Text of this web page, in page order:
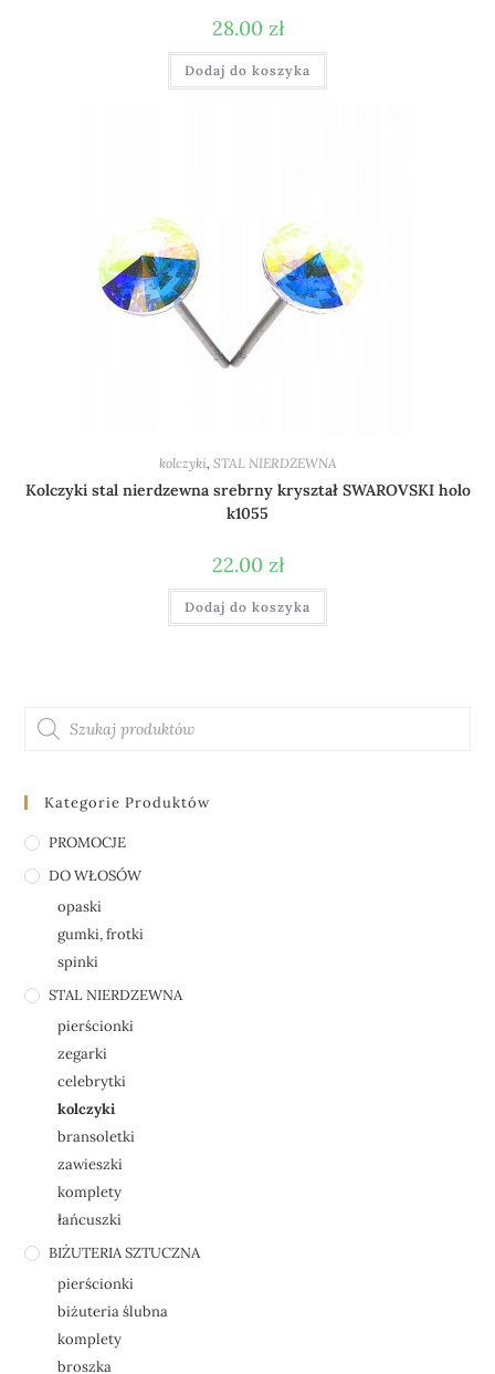
28.00 zł
Dodaj do koszyka
kolczyki, STAL NIERDZEWNA
Kolczyki stal nierdzewna srebrny kryształ SWAROVSKI holo
k1055
22.00 zł
Dodaj do koszyka
Kategorie Produktów
PROMOCJE
DO WŁOSÓW
opaski
gumki, frotki
spinki
STAL NIERDZEWNA
pierścionki
zegarki
celebrytki
kolczyki
bransoletki
zawieszki
komplety
łańcuszki
BIŻUTERIA SZTUCZNA
pierścionki
biżuteria ślubna
komplety
broszka